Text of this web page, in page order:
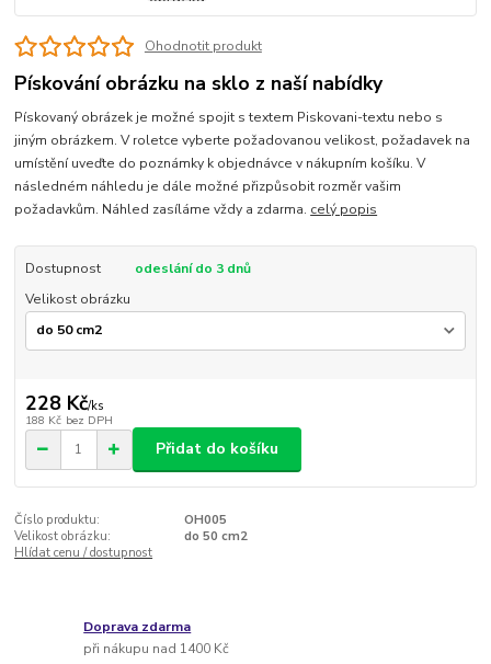
Ohodnotit produkt
Pískování obrázku na sklo z naší nabídky
Pískovaný obrázek je možné spojit s textem Piskovani-textu nebo s
jiným obrázkem. V roletce vyberte požadovanou velikost, požadavek na
umístění uveďte do poznámky k objednávce v nákupním košíku. V
následném náhledu je dále možné přizpůsobit rozměr vašim
požadavkům. Náhled zasíláme vždy a zdarma. celý popis
Dostupnost
odeslání do 3 dnů
Velikost obrázku
228 Kč/ks
188 Kč bez DPH
Přidat do košíku
Číslo produktu:
OH005
Velikost obrázku:
do 50 cm2
Hlídat cenu / dostupnost
Doprava zdarma
při nákupu nad 1400 Kč